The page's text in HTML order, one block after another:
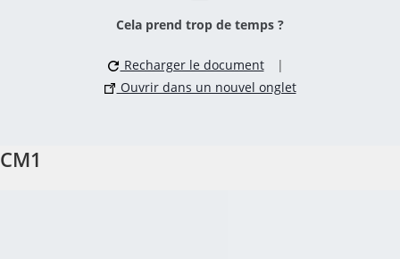
Cela prend trop de temps ?
Recharger le document
|
Ouvrir dans un nouvel onglet
CM1